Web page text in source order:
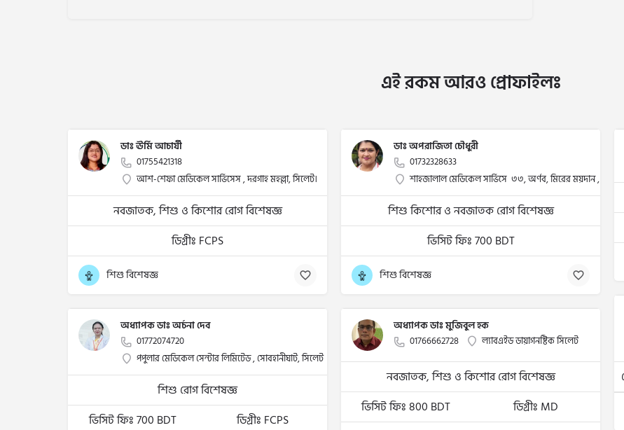
এই রকম আরও প্রোফাইলঃ
ডাঃ ঊর্মি আচার্যী
01755421318
আশ-শেফা মেডিকেল সার্ভিসেস , দরগাহ মহল্লা, সিলেট।
নবজাতক, শিশু ও কিশোর রোগ বিশেষজ্ঞ
ডিগ্রীঃ FCPS
শিশু বিশেষজ্ঞ
ডাঃ অপরাজিতা চৌধুরী
01732328633
শাহজালাল মেডিকেল সার্ভিসে ৩৩, অর্ণব, মিরের ময়দান , সিলেট
শিশু কিশোর ও নবজাতক রোগ বিশেষজ্ঞ
ভিসিট ফিঃ 700 BDT
শিশু বিশেষজ্ঞ
অধ্যাপক ডাঃ অর্চনা দেব
01772074720
পপুলার মেডিকেল সেন্টার লিমিটেড , সোবহানীঘাট, সিলেট
শিশু রোগ বিশেষজ্ঞ
ভিসিট ফিঃ 700 BDT
ডিগ্রীঃ FCPS
অধ্যাপক ডাঃ মুজিবুল হক
01766662728 ল্যাবএইড ডায়াগনষ্টিক সিলেট
নবজাতক, শিশু ও কিশোর রোগ বিশেষজ্ঞ
ভিসিট ফিঃ 800 BDT
ডিগ্রীঃ MD